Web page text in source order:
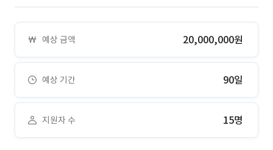
예상 금액 20,000,000원
예상 기간 90일
지원자 수 15명